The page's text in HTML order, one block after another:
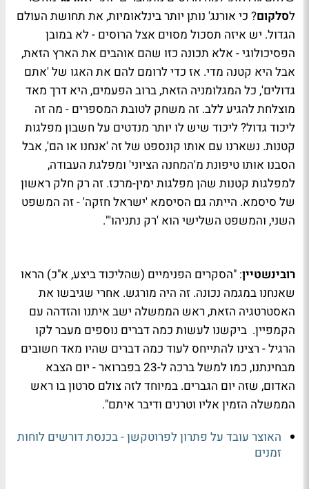
לסלקום? כי אורנג' נותן יותר בינלאומיות, את תחושת העולם
הגדול. יש איזה תסכול מסוים אצל הרוסים - לא במובן
הפסיכולוגי - אלא תכונה כזו שהם אוהבים את הארץ הזאת,
אבל היא קטנה מדי. אז כדי לרומם להם את האגו של 'אתם
גדולים', כל המגלומניה הזאת, ברוב הפעמים, היא דרך מאד
מוצלחת להגיע ללב. זה משחק לטובת המספרים - מה זה
ליכוד גדול? ליכוד שיש לו יותר מנדטים על חשבון מפלגות
קטנות. נשארנו עם אותו קונספט של זה 'אנחנו או הם', אבל
הסבנו אותו טיפונת מ'המחנה הציוני' ומפלגת העבודה,
למפלגות קטנות שהן מפלגות ימין-מרכז. זה רק חלק ראשון
של סיסמא. הייתה גם הסיסמא 'ישראל חזקה' - זה המשפט
השני, והמשפט השלישי הוא 'רק נתניהו'".
רובינשטיין: "הסקרים הפנימיים (שהליכוד ביצע, א"כ) הראו
שאנחנו במגמה נכונה. זה היה מורגש. אחרי שגיבשו את
האסטרטגיה הזאת, ראש הממשלה ישב איתנו והזדהה עם
הקמפיין. ביקשנו לעשות כמה דברים נוספים מעבר לקו
הרגיל - רצינו להתייחס לעוד כמה דברים שהיו מאד חשובים
מבחינתנו, כמו למשל ברכה ל-23 בפברואר - יום הצבא
האדום, שזה יום הגברים. במיוחד לזה צולם סרטון בו ראש
הממשלה הזמין אליו וטרנים ודיבר איתם".
האוצר עובד על פתרון לפרוטקשן - בכנסת דורשים לוחות
זמנים